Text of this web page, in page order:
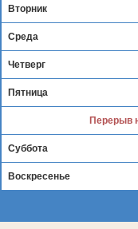
Вторник
Среда
Четверг
Пятница
Перерыв
Суббота
Воскресенье